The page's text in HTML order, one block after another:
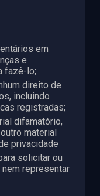
em
e
fazê-lo;
direito de
incluindo
registradas;
difamatório,
material
privacidade
solicitar ou
representar